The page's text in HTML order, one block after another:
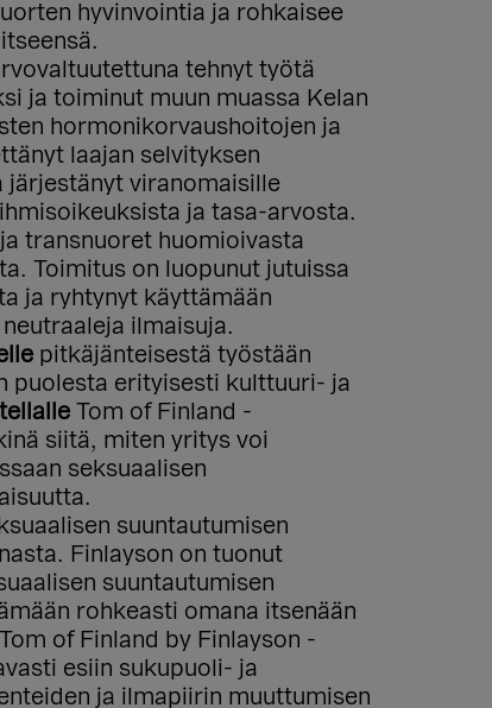
hyvinvointia ja rohkaisee
tehnyt työtä
ja toiminut muun muassa Kelan
hormonikorvaushoitojen ja
laajan selvityksen
järjestänyt viranomaisille
ja tasa-arvosta.
transnuoret huomioivasta
Toimitus on luopunut jutuissa
ja ryhtynyt käyttämään
ilmaisuja.
pitkäjänteisestä työstään
puolesta erityisesti kulttuuri- ja
Itellalle Tom of Finland -
siitä, miten yritys voi
seksuaalisen
suuntautumisen
Finlayson on tuonut
suuntautumisen
rohkeasti omana itsenään
of Finland by Finlayson -
esiin sukupuoli- ja
ja ilmapiirin muuttumisen